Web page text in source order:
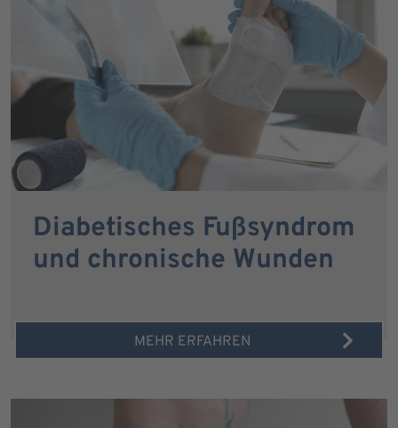
Diabetisches Fußsyndrom
und chronische Wunden
MEHR ERFAHREN